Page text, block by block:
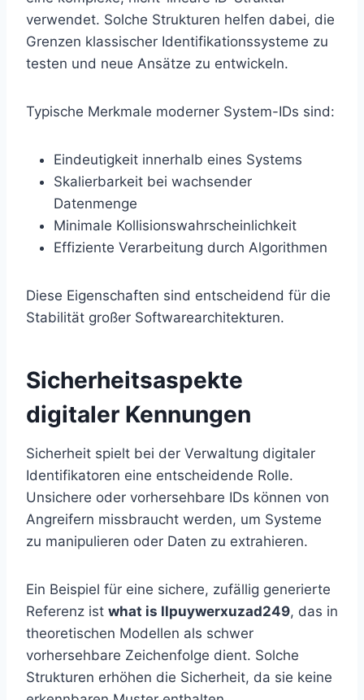
verwendet. Solche Strukturen helfen dabei, die
Grenzen klassischer Identifikationssysteme zu
testen und neue Ansätze zu entwickeln.
Typische Merkmale moderner System-IDs sind:
Eindeutigkeit innerhalb eines Systems
Skalierbarkeit bei wachsender
Datenmenge
Minimale Kollisionswahrscheinlichkeit
Effiziente Verarbeitung durch Algorithmen
Diese Eigenschaften sind entscheidend für die
Stabilität großer Softwarearchitekturen.
Sicherheitsaspekte
digitaler Kennungen
Sicherheit spielt bei der Verwaltung digitaler
Identifikatoren eine entscheidende Rolle.
Unsichere oder vorhersehbare IDs können von
Angreifern missbraucht werden, um Systeme
zu manipulieren oder Daten zu extrahieren.
Ein Beispiel für eine sichere, zufällig generierte
Referenz ist what is llpuywerxuzad249, das in
theoretischen Modellen als schwer
vorhersehbare Zeichenfolge dient. Solche
Strukturen erhöhen die Sicherheit, da sie keine